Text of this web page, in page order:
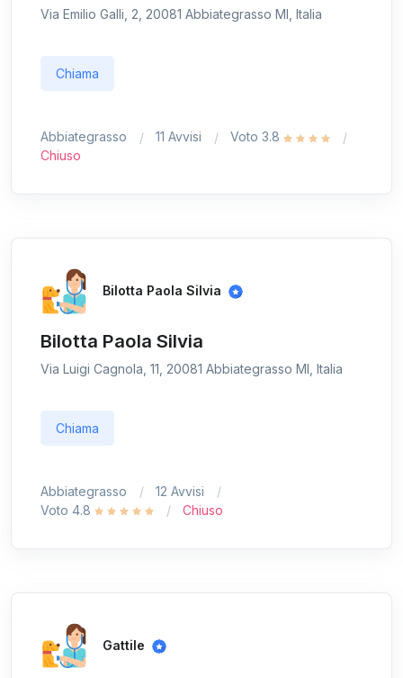
Via Emilio Galli, 2, 20081 Abbiategrasso MI, Italia
Chiama
Abbiategrasso 11 Avvisi
Voto 3.8
Chiuso
Bilotta Paola Silvia
Bilotta Paola Silvia
Via Luigi Cagnola, 11, 20081 Abbiategrasso MI, Italia
Chiama
Abbiategrasso
12 Avvisi
Voto 4.8
Chiuso
Gattile